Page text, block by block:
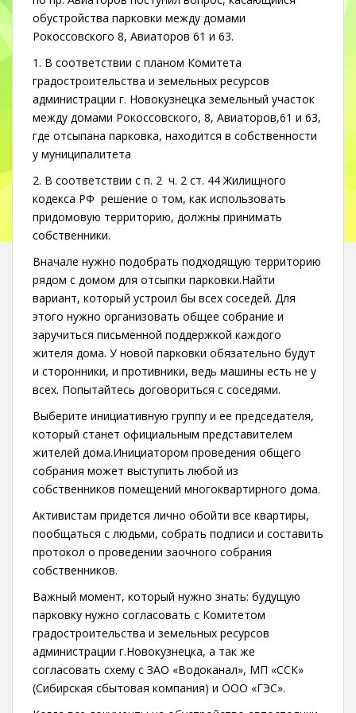
обустройства парковки между домами
Рокоссовского 8, Авиаторов 61 и 63.
1. В соответствии с планом Комитета
градостроительства и земельных ресурсов
администрации г. Новокузнецка земельный участок
между домами Рокоссовского, 8, Авиаторов,61 и 63,
где отсыпана парковка, находится в собственности
у муниципалитета
2. В соответствии с п. 2 ч. 2 ст. 44 Жилищного
кодекса РФ решение о том, как использовать
придомовую территорию, должны принимать
собственники.
Вначале нужно подобрать подходящую территорию
рядом с домом для отсыпки парковки.Найти
вариант, который устроил бы всех соседей. Для
этого нужно организовать общее собрание и
заручиться письменной поддержкой каждого
жителя дома. У новой парковки обязательно будут
и сторонники, и противники, ведь машины есть не у
всех. Попытайтесь договориться с соседями.
Выберите инициативную группу и ее председателя,
который станет официальным представителем
жителей дома.Инициатором проведения общего
собрания может выступить любой из
собственников помещений многоквартирного дома.
Активистам придется лично обойти все квартиры,
пообщаться с людьми, собрать подписи и составить
протокол о проведении заочного собрания
собственников.
Важный момент, который нужно знать: будущую
парковку нужно согласовать с Комитетом
градостроительства и земельных ресурсов
администрации г.Новокузнецка, а так же
согласовать схему с ЗАО «Водоканал», МП «ССК»
(Сибирская сбытовая компания) и ООО «ГЭС».